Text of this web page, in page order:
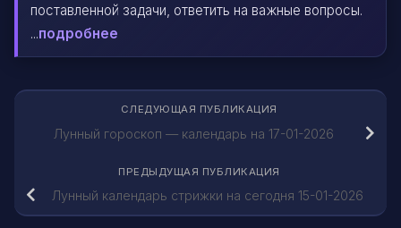
поставленной задачи, ответить на важные вопросы.
...подробнее
СЛЕДУЮЩАЯ ПУБЛИКАЦИЯ
Лунный гороскоп — календарь на 17-01-2026
ПРЕДЫДУЩАЯ ПУБЛИКАЦИЯ
Лунный календарь стрижки на сегодня 15-01-2026